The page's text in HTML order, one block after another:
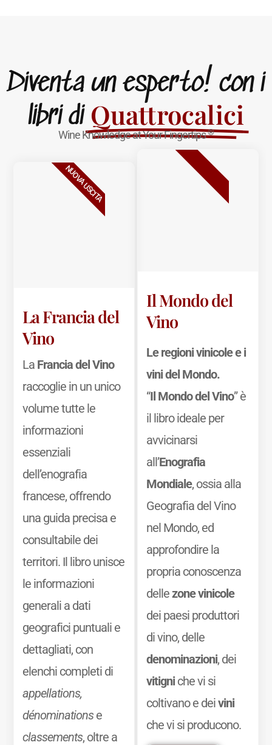
Diventa un esperto! con i
libri di Quattrocalici
Wine Knowledge at Your Fingertips®
La Francia del
Vino
La Francia del Vino
raccoglie in un unico
volume tutte le
informazioni
essenziali
dell’enografia
francese, offrendo
una guida precisa e
consultabile dei
territori. Il libro unisce
le informazioni
generali a dati
geografici puntuali e
dettagliati, con
elenchi completi di
appellations,
dénominationse
classements, oltre a
NUOVA USCITA
Il Mondo del
Vino
Le regioni vinicole e i
vini del Mondo.
“Il Mondo del Vino” è
il libro ideale per
avvicinarsi
all’Enografia
Mondiale, ossia alla
Geografia del Vino
nel Mondo, ed
approfondire la
propria conoscenza
dellezone vinicole
dei paesi produttori
di vino, delle
denominazioni, dei
vitigniche vi si
coltivano e deivini
che vi si producono.
BESTSELLER